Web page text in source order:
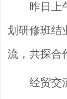
昨日上
划研修班结
流，共探合
经贸交